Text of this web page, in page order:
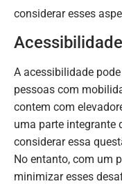
considerar esses
Acessibilidade
A acessibilidade
pessoas com
contem com
uma parte integrante
considerar essa
No entanto, com um
minimizar esses